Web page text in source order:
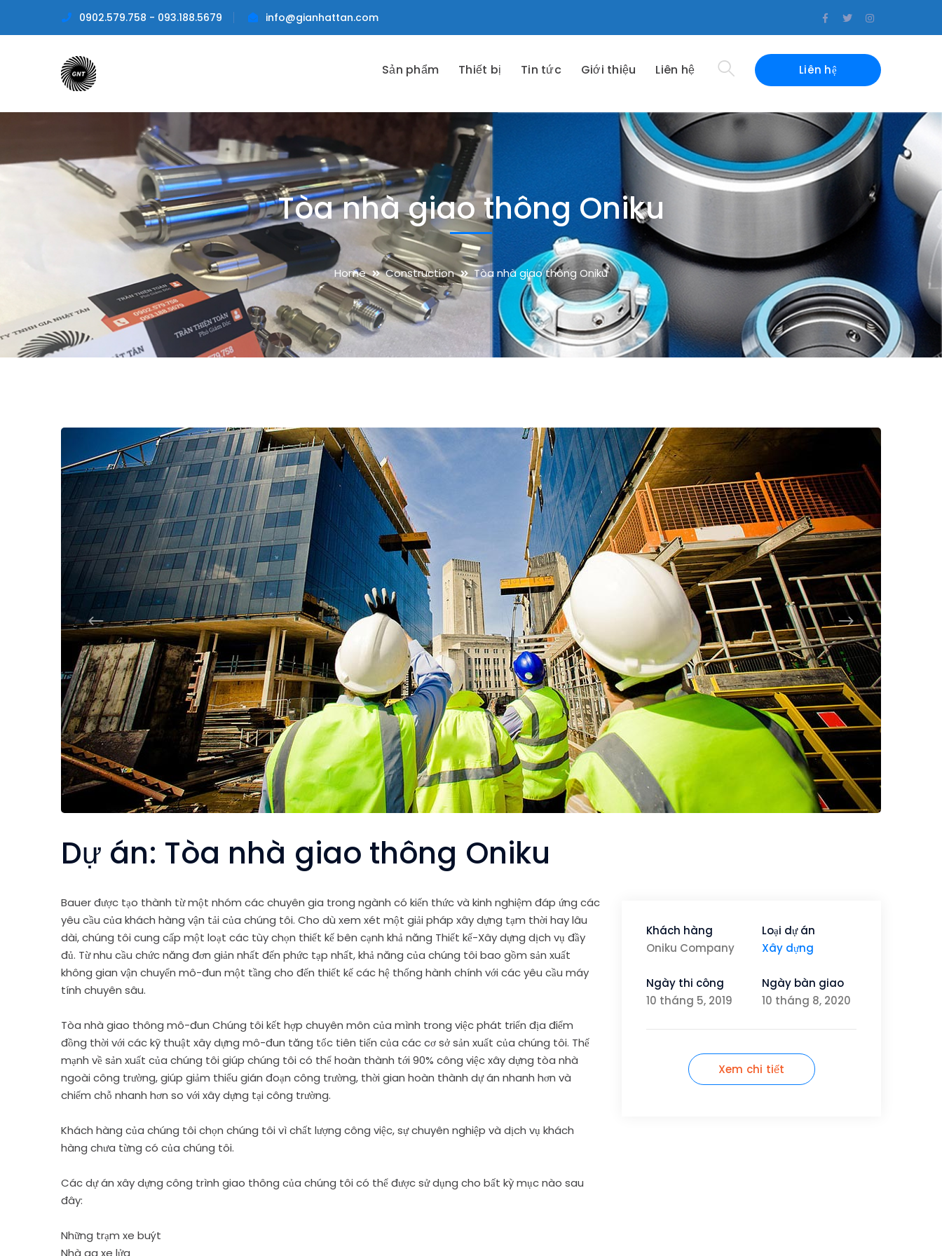
0902.579.758 - 093.188.5679 info@gianhattan.com
Facebook
Profile
Twitter
Profile
Instagram
Profile
Liên hệ
Sản phẩm Thiết bị Tin tức Giới thiệu Liên hệ
Tòa nhà giao thông Oniku
Home Construction Tòa nhà giao thông Oniku
Dự án: Tòa nhà giao thông Oniku
Bauer được tạo thành từ một nhóm các chuyên gia trong ngành có kiến ​​thức và kinh nghiệm đáp ứng các
yêu cầu của khách hàng vận tải của chúng tôi. Cho dù xem xét một giải pháp xây dựng tạm thời hay lâu
dài, chúng tôi cung cấp một loạt các tùy chọn thiết kế bên cạnh khả năng Thiết kế-Xây dựng dịch vụ đầy
đủ. Từ nhu cầu chức năng đơn giản nhất đến phức tạp nhất, khả năng của chúng tôi bao gồm sản xuất
không gian vận chuyển mô-đun một tầng cho đến thiết kế các hệ thống hành chính với các yêu cầu máy
tính chuyên sâu.
Tòa nhà giao thông mô-đun Chúng tôi kết hợp chuyên môn của mình trong việc phát triển địa điểm
đồng thời với các kỹ thuật xây dựng mô-đun tăng tốc tiên tiến của các cơ sở sản xuất của chúng tôi. Thế
mạnh về sản xuất của chúng tôi giúp chúng tôi có thể hoàn thành tới 90% công việc xây dựng tòa nhà
ngoài công trường, giúp giảm thiểu gián đoạn công trường, thời gian hoàn thành dự án nhanh hơn và
chiếm chỗ nhanh hơn so với xây dựng tại công trường.
Khách hàng của chúng tôi chọn chúng tôi vì chất lượng công việc, sự chuyên nghiệp và dịch vụ khách
hàng chưa từng có của chúng tôi.
Các dự án xây dựng công trình giao thông của chúng tôi có thể được sử dụng cho bất kỳ mục nào sau
đây:
Những trạm xe buýt
Nhà ga xe lửa
Khách hàng
Oniku Company
Loại dự án
Xây dựng
Ngày thi công
10 tháng 5, 2019
Ngày bàn giao
10 tháng 8, 2020
Xem chi tiết